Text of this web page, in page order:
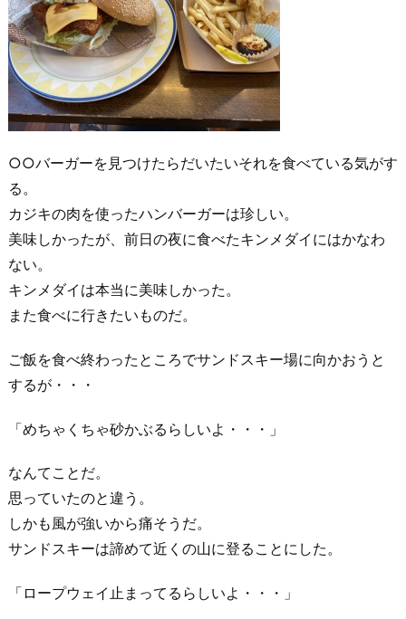
○○バーガーを見つけたらだいたいそれを食べている気がす
る。
カジキの肉を使ったハンバーガーは珍しい。
美味しかったが、前日の夜に食べたキンメダイにはかなわ
ない。
キンメダイは本当に美味しかった。
また食べに行きたいものだ。
ご飯を食べ終わったところでサンドスキー場に向かおうと
するが・・・
「めちゃくちゃ砂かぶるらしいよ・・・」
なんてことだ。
思っていたのと違う。
しかも風が強いから痛そうだ。
サンドスキーは諦めて近くの山に登ることにした。
「ロープウェイ止まってるらしいよ・・・」